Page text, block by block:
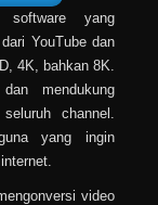
yang
YouTube dan
4K, bahkan 8K.
mendukung
channel.
yang ingin
video